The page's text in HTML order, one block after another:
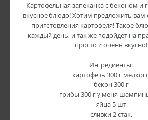
Картофельная запеканка с беконом и
вкусное блюдо! Хотим предложить вам
приготовления картофеля! Такое
каждый день, и так же подойдет на
просто и очень вкусно!
Ингредиенты:
картофель 300 г
бекон 300 г
грибы 300 г у меня
яйца 5 шт
сливки 2 стак.